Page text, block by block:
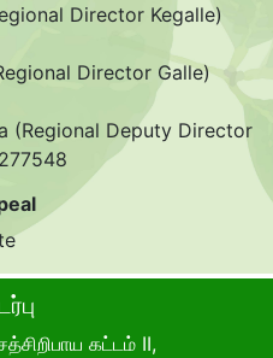
Director Kegalle)
Director Galle)
(Regional Deputy Director
கட்டம் II,